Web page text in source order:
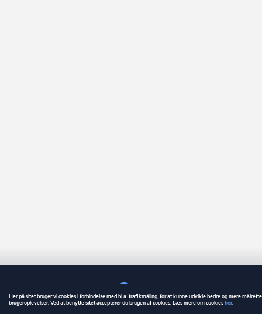
Her på sitet bruger vi cookies i forbindelse med bl.a. trafikmåling, for at kunne udvikle bedre og mere
brugeroplevelser. Ved at benytte sitet accepterer du brugen af cookies. Læs mere om cookiesher.